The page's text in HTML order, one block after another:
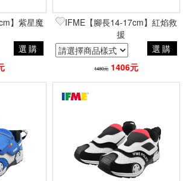
】紫星魔
選購
IFME【腳長14-17cm】紅焰救
援
選購
1480元 1406元